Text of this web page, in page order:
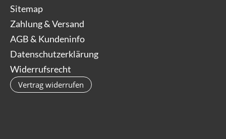
Sitemap
Zahlung & Versand
AGB & Kundeninfo
Datenschutzerklärung
Widerrufsrecht
Vertrag widerrufen